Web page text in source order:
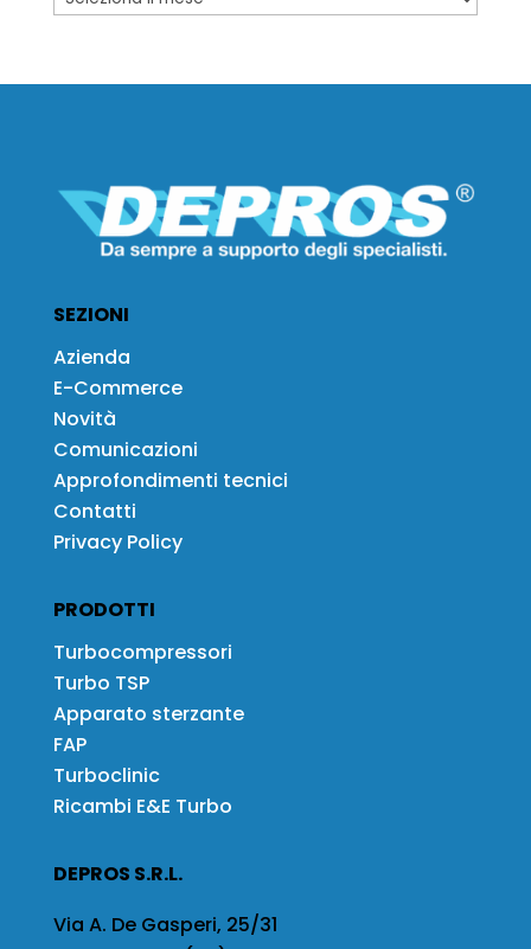
SEZIONI
Azienda
E-Commerce
Novità
Comunicazioni
Approfondimenti tecnici
Contatti
Privacy Policy
PRODOTTI
Turbocompressori
Turbo TSP
Apparato sterzante
FAP
Turboclinic
Ricambi E&E Turbo
DEPROS S.R.L.
Via A. De Gasperi, 25/31